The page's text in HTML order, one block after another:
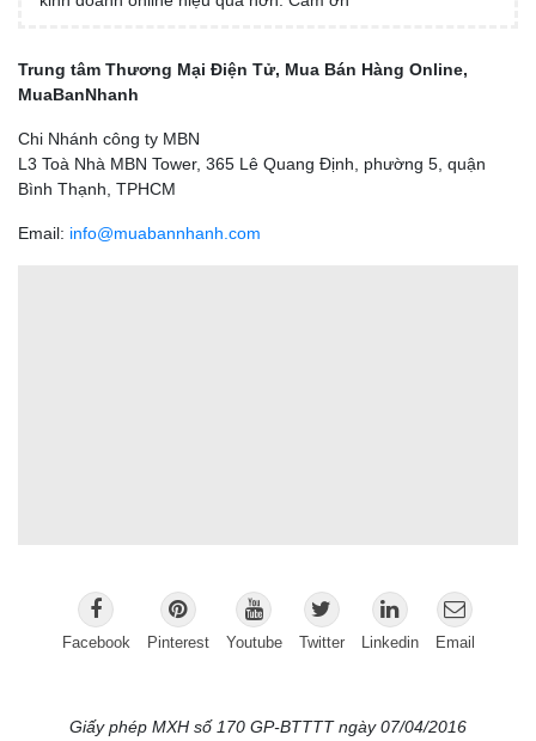
Trung tâm Thương Mại Điện Tử, Mua Bán Hàng Online,
MuaBanNhanh
Chi Nhánh công ty MBN
L3 Toà Nhà MBN Tower, 365 Lê Quang Định, phường 5, quận
Bình Thạnh, TPHCM
Email: info@muabannhanh.com
Facebook Pinterest Youtube Twitter Linkedin Email
Giấy phép MXH số 170 GP-BTTTT ngày 07/04/2016